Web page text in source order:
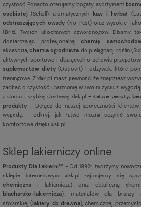
czystość. Ponadto oferujemy bogaty asortyment
osobistej (Scholl), aromatycznych kaw i herbat
odstraszających owady(No-Pest) oraz wysokiej
(Brit), Twoich ukochanych czworonogów. Dbamy
dostarczając profesjonalnąchemię
akcesoria,chemia ogrodnicza do pielęgnacji roślin
aktywnych sportowo i dbających o zdrowie
suplementów diety (Ostrovit) i odżywek, które
treningowe. Z xlak.pl masz pewność, że znajdziesz
zadbać o czystość i harmonię w swoim życiu, z
z domu i szybką dostawą. xlak.pl - Łatwe zwroty,
produkty - Dołącz do naszej społeczności
wygodę, i odkryj, jak łatwo można uczynić
komfortowe dzięki xlak.pl!
Sklep lakierniczy online
Produkty Dla Lakierni™ - Od 1992r. tworzymy
sklepie internetowym xlak.pl zajmujemy się
chemiczna i lakiernicza) oraz detaliczną
blacharsko-lakiernicza), materiałów dla branży
stolarskiej (lakiery do drewna), chemicznej,